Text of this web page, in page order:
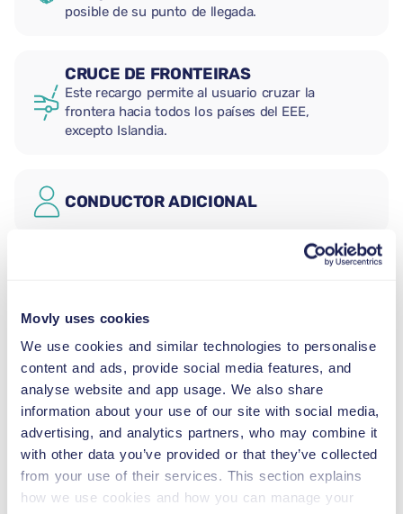
Movly uses cookies
We use cookies and similar technologies to personalise
content and ads, provide social media features, and
analyse website and app usage. We also share
information about your use of our site with social media,
advertising, and analytics partners, who may combine it
with other data you’ve provided or that they’ve collected
from your use of their services. This section explains
how we use cookies and how you can manage your
posible de su punto de llegada.
CRUCE DE FRONTEIRAS
Este recargo permite al usuario cruzar la
frontera hacia todos los países del EEE,
excepto Islandia.
CONDUCTOR ADICIONAL
ASIENTO PARA NIÑOS (GRUPO I)
9–18 kg
ASIENTO PARA NIÑOS (GRUPO II-
III)
15–36 kg